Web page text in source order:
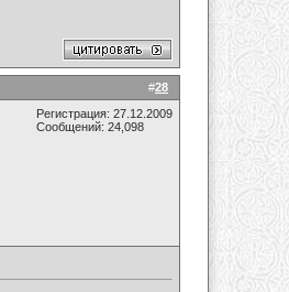
#28
Регистрация: 27.12.2009
Сообщений: 24,098